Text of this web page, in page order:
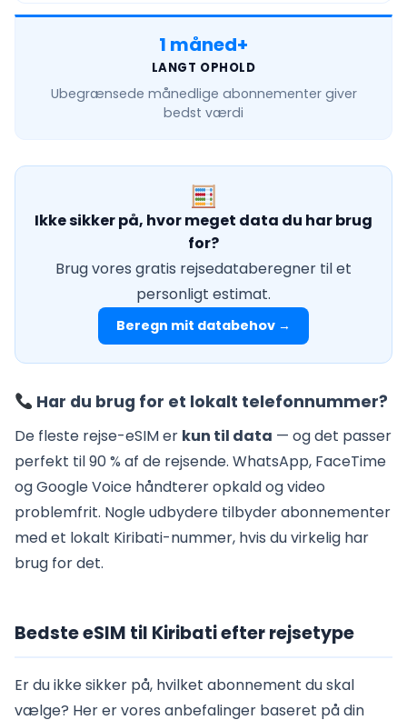
1 måned+
LANGT OPHOLD
Ubegrænsede månedlige abonnementer giver
bedst værdi
Ikke sikker på, hvor meget data du har brug
for?
Brug vores gratis rejsedataberegner til et
personligt estimat.
Beregn mit databehov →
Har du brug for et lokalt telefonnummer?
De fleste rejse-eSIM er kun til data — og det passer
perfekt til 90 % af de rejsende. WhatsApp, FaceTime
og Google Voice håndterer opkald og video
problemfrit. Nogle udbydere tilbyder abonnementer
med et lokalt Kiribati-nummer, hvis du virkelig har
brug for det.
Bedste eSIM til Kiribati efter rejsetype
Er du ikke sikker på, hvilket abonnement du skal
vælge? Her er vores anbefalinger baseret på din